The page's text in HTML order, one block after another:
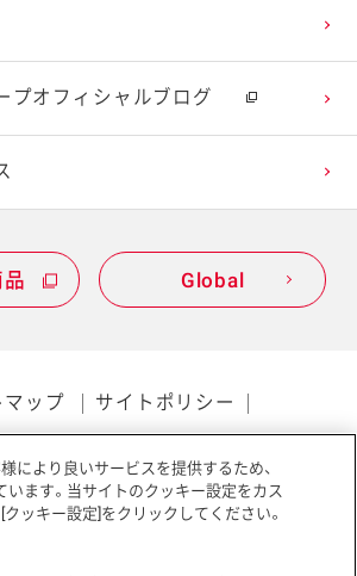
プオフィシャルブログ
品 Global
マップ サイトポリシー
ィアポリシー アクセシビリティ
により良いサービスを提供するため、
います。当サイトのクッキー設定をカス
クッキー設定]をクリックしてください。